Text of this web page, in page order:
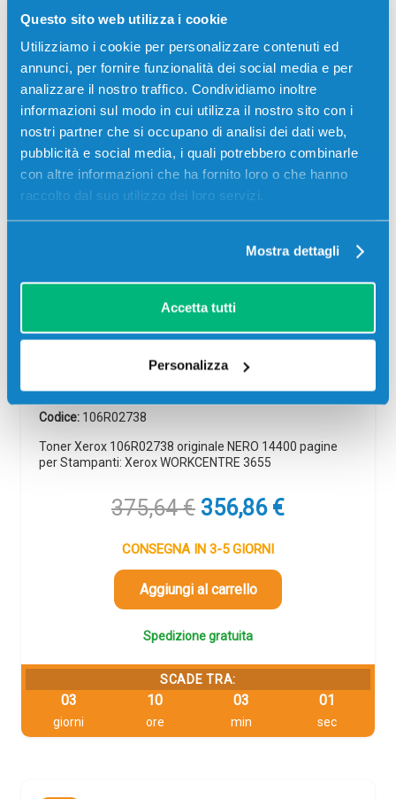
Questo sito web utilizza i cookie
Utilizziamo i cookie per personalizzare contenuti ed
annunci, per fornire funzionalità dei social media e per
analizzare il nostro traffico. Condividiamo inoltre
informazioni sul modo in cui utilizza il nostro sito con i
nostri partner che si occupano di analisi dei dati web,
pubblicità e social media, i quali potrebbero combinarle
con altre informazioni che ha fornito loro o che hanno
raccolto dal suo utilizzo dei loro servizi.
Mostra dettagli
Accetta tutti
Personalizza
SCADE TRA:
03
giorni
10
ore
03
min sec
Toner Xerox 106R02738 originale NERO
Codice: 106R02738
Toner Xerox 106R02738 originale NERO 14400 pagine
per Stampanti: Xerox WORKCENTRE 3655
375,64€ Il
originale
era:
375,64 €.
356,86 €Il
CONSEGNA IN 3-5 GIORNI
Aggiungi al carrello
Spedizione gratuita
SCADE TRA:
03
giorni
10
ore
03
min
00
sec